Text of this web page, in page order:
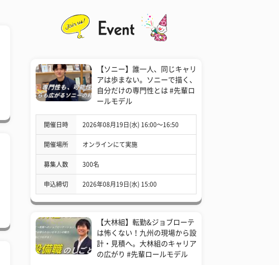
【ソニー】誰一人、同じキャリ
アは歩まない。ソニーで描く、
自分だけの専門性とは #先輩ロ
ールモデル
開催日時 2026年08月19日(水) 16:00〜16:50
開催場所 オンラインにて実施
募集人数 300名
申込締切 2026年08月19日(水) 15:00
【大林組】転勤&ジョブローテ
は怖くない！九州の現場から設
計・見積へ。大林組のキャリア
の広がり #先輩ロールモデル